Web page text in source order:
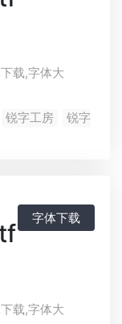
载,字体大
锐字工房
锐字
字体下载
载,字体大